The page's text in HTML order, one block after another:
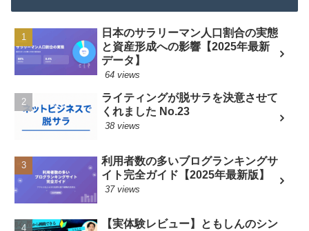
日本のサラリーマン人口割合の実態
と資産形成への影響【2025年最新
データ】
64 views
ライティングが脱サラを決意させて
くれました No.23
38 views
利用者数の多いブログランキングサ
イト完全ガイド【2025年最新版】
37 views
【実体験レビュー】ともしんのシン